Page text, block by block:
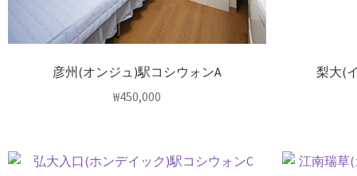
彦州(オンジュ)駅コシウォンA
₩450,000
梨大(